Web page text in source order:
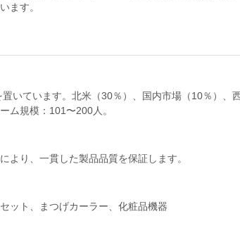
ます。
いています。北米（30％）、国内市場（10％）
ム規模：101〜200人。
より、一貫した製品品質を保証します。
ット、まつげカーラー、化粧品機器